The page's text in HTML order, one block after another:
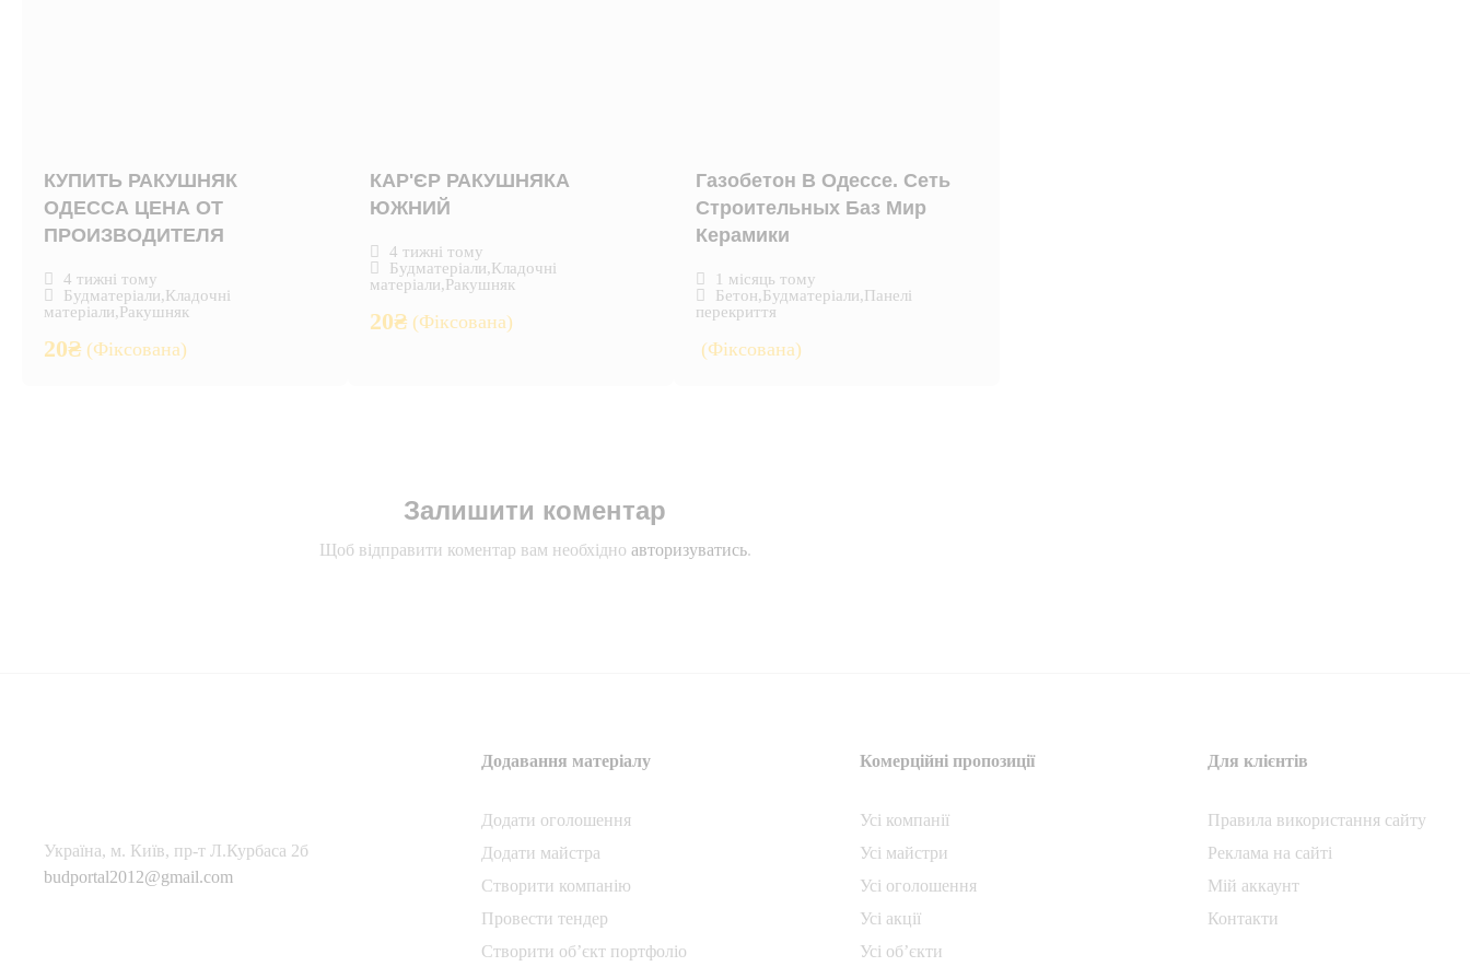
КУПИТЬ РАКУШНЯК
ОДЕССА ЦЕНА ОТ
ПРОИЗВОДИТЕЛЯ
4 тижні тому
Будматеріали,Кладочні
матеріали,Ракушняк
20₴ (Фіксована)
КАР'ЄР РАКУШНЯКА
ЮЖНИЙ
4 тижні тому
Будматеріали,Кладочні
матеріали,Ракушняк
20₴ (Фіксована)
Газобетон В Одессе. Сеть
Строительных Баз Мир
Керамики
1 місяць тому
Бетон,Будматеріали,Панелі
перекриття
(Фіксована)
Залишити коментар
Щоб відправити коментар вам необхідно авторизуватись.
Українa, м. Київ, пр-т Л.Курбаса 2б
budportal2012@gmail.com
Додавання матеріалу
Додати oголошення
Додати майстра
Створити компанiю
Провести тендер
Створити об’єкт портфоліо
Комерційні пропозиції
Усі компанії
Усі майстри
Усі оголошення
Усі акції
Усі об’єкти
Для клієнтів
Правила використання сайту
Реклама на сайті
Мій аккаунт
Контакти